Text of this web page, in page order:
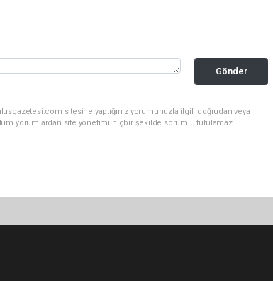
Gönder
sitesine yaptığınız yorumunuzla ilgili doğrudan veya
yorumlardan site yönetimi hiçbir şekilde sorumlu tutulamaz.